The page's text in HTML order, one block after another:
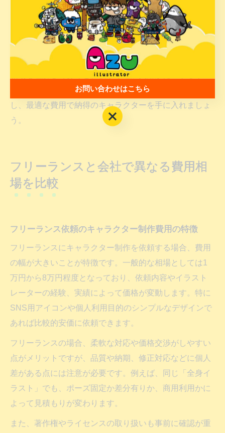
を抑えることが可能です。
企業がキャラクターを制作する際は、将来的な展開や二
次利用も見据えたうえで、必要な条件を事前に整理する
ことが重要です。また、著作権譲渡やライセンス契約の
相場も理解しておくと、後から追加費用が発生するリス
クを減らせます。自社の目的に合った依頼内容を明確に
し、最適な費用で納得のキャラクターを手に入れましょ
う。
フリーランスと会社で異なる費用相
場を比較
フリーランス依頼のキャラクター制作費用の特徴
フリーランスにキャラクター制作を依頼する場合、費用
の幅が大きいことが特徴です。一般的な相場としては1
万円から8万円程度となっており、依頼内容やイラスト
レーターの経験、実績によって価格が変動します。特に
SNS用アイコンや個人利用目的のシンプルなデザインで
あれば比較的安価に依頼できます。
フリーランスの場合、柔軟な対応や価格交渉がしやすい
点がメリットですが、品質や納期、修正対応などに個人
差がある点には注意が必要です。例えば、同じ「全身イ
ラスト」でも、ポーズ固定か差分有りか、商用利用かに
よって見積もりが変わります。
また、著作権やライセンスの取り扱いも事前に確認が重
お問い合わせはこちら
お問い合わせはこちら